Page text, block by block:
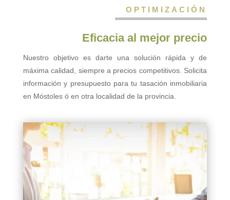
OPTIMIZACIÓN
Eficacia al mejor precio
Nuestro objetivo es darte una solución rápida y de
máxima calidad, siempre a precios competitivos. Solicita
información y presupuesto para tu tasación inmobiliaria
en Móstoles ó en otra localidad de la provincia.